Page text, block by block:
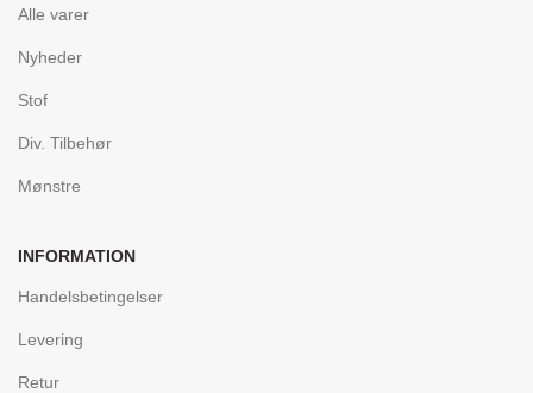
Alle varer
Nyheder
Stof
Div. Tilbehør
Mønstre
INFORMATION
Handelsbetingelser
Levering
Retur